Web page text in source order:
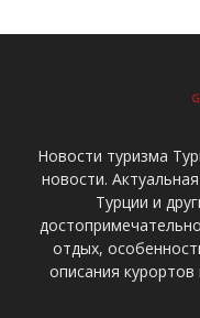
Новости туризма
новости.
Турции и
отдых,
описания